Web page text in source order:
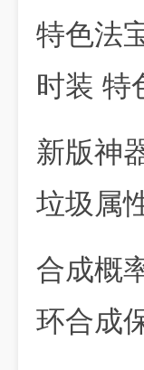
特色法
时装 特
新版神
垃圾属
合成概
环合成